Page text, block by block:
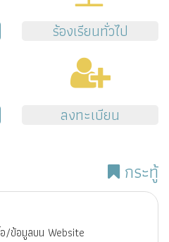
ร้องเรียนทั่วไป
ลงทะเบียน
กระทู้
/ข้อมูลบน Website